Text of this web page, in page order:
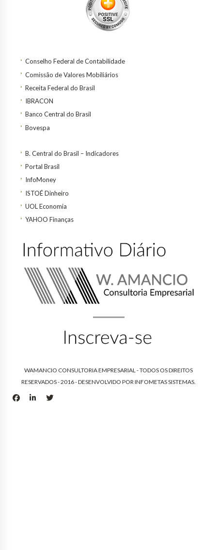
Conselho Federal de Contabilidade
Comissão de Valores Mobiliários
Receita Federal do Brasil
IBRACON
Banco Central do Brasil
Bovespa
B. Central do Brasil – Indicadores
Portal Brasil
InfoMoney
ISTOÉ Dinheiro
UOL Economia
YAHOO Finanças
WAMANCIO CONSULTORIA EMPRESARIAL - TODOS OS DIREITOS
RESERVADOS - 2016 - DESENVOLVIDO PORINFOMETAS SISTEMAS.